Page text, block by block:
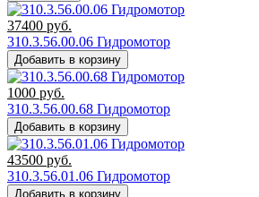
37400 руб.
310.3.56.00.06 Гидромотор
Добавить в корзину
1000 руб.
310.3.56.00.68 Гидромотор
Добавить в корзину
43500 руб.
310.3.56.01.06 Гидромотор
Добавить в корзину